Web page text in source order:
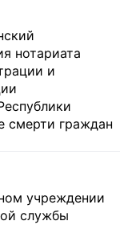
нотариата
и
смерти граждан
учреждении
службы